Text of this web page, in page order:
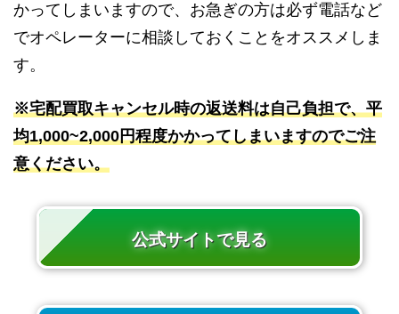
かってしまいますので、お急ぎの方は必ず電話など
でオペレーターに相談しておくことをオススメしま
す。
※宅配買取キャンセル時の返送料は自己負担で、平
均1,000~2,000円程度かかってしまいますのでご注
意ください。
公式サイトで見る